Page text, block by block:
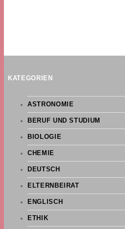
KATEGORIEN
ASTRONOMIE
BERUF UND STUDIUM
BIOLOGIE
CHEMIE
DEUTSCH
ELTERNBEIRAT
ENGLISCH
ETHIK